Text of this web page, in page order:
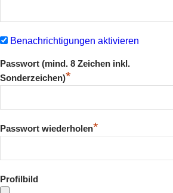
Benachrichtigungen aktivieren
Passwort (mind. 8 Zeichen inkl.
Sonderzeichen)*
Passwort wiederholen*
Profilbild